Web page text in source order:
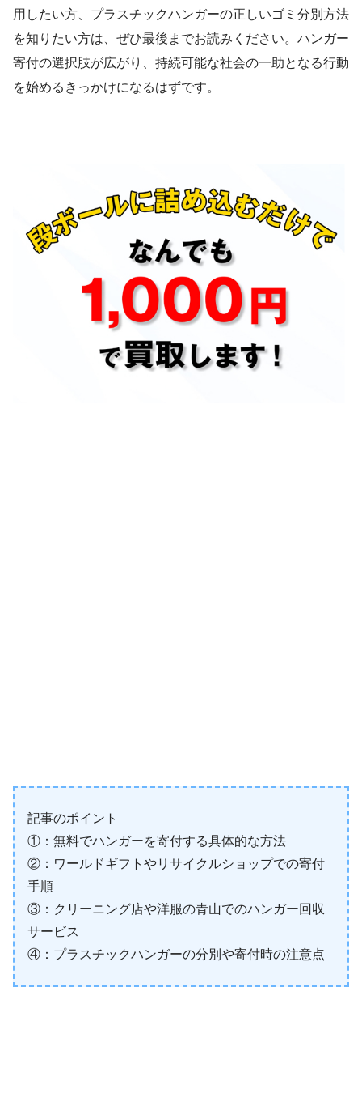
用したい方、プラスチックハンガーの正しいゴミ分別方法
を知りたい方は、ぜひ最後までお読みください。ハンガー
寄付の選択肢が広がり、持続可能な社会の一助となる行動
を始めるきっかけになるはずです。
記事のポイント
①：無料でハンガーを寄付する具体的な方法
②：ワールドギフトやリサイクルショップでの寄付
手順
③：クリーニング店や洋服の青山でのハンガー回収
サービス
④：プラスチックハンガーの分別や寄付時の注意点